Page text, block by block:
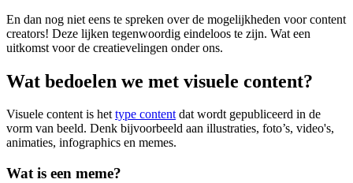
En dan nog niet eens te spreken over de mogelijkheden voor content
creators! Deze lijken tegenwoordig eindeloos te zijn. Wat een
uitkomst voor de creatievelingen onder ons.
Wat bedoelen we met visuele content?
Visuele content is hettype contentdat wordt gepubliceerd in de
vorm van beeld. Denk bijvoorbeeld aan illustraties, foto’s, video's,
animaties, infographics en memes.
Wat is een meme?